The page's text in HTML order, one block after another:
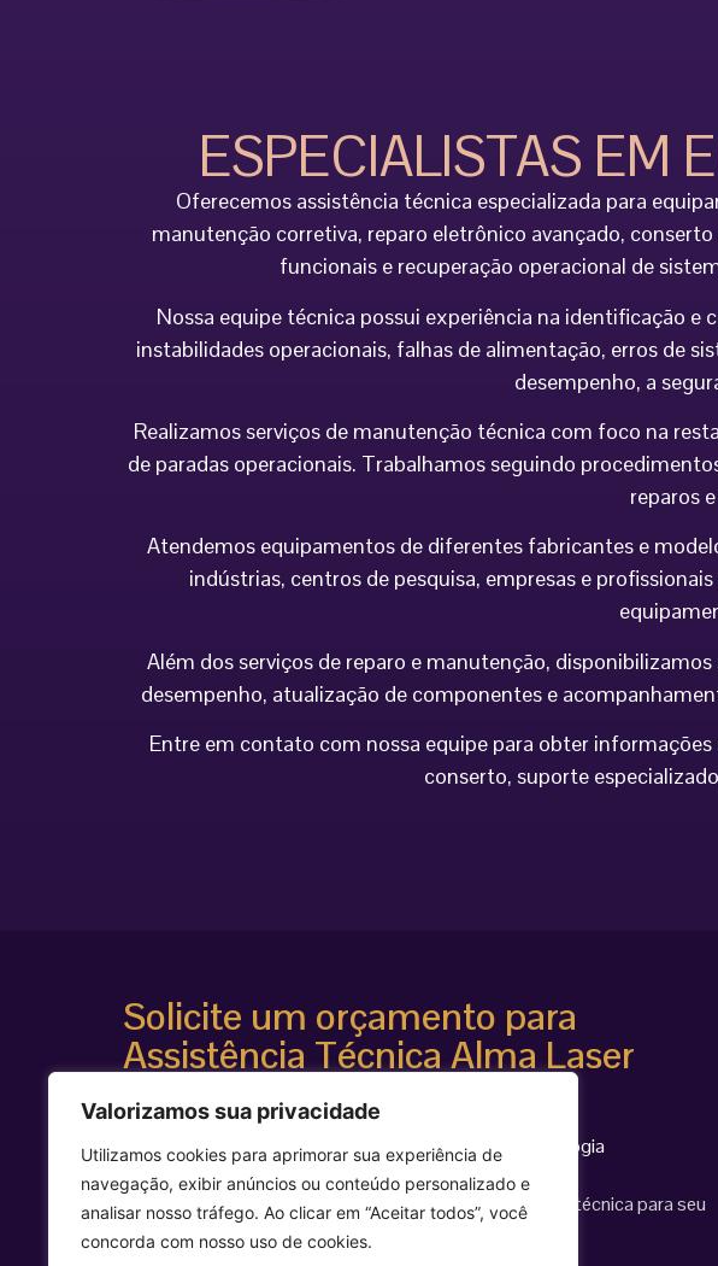
Valorizamos sua privacidade
Utilizamos cookies para aprimorar sua experiência de
navegação, exibir anúncios ou conteúdo personalizado e
analisar nosso tráfego. Ao clicar em “Aceitar todos”, você
concorda com nosso uso de cookies.
ESPECIALISTAS EM
Oferecemos assistência técnica especializada para
manutenção corretiva, reparo eletrônico avançado,
funcionais e recuperação operacional de
Nossa equipe técnica possui experiência na identificação
instabilidades operacionais, falhas de alimentação, erros de
desempenho, a
Realizamos serviços de manutenção técnica com foco na
de paradas operacionais. Trabalhamos seguindo
reparos
Atendemos equipamentos de diferentes fabricantes e
indústrias, centros de pesquisa, empresas e
Além dos serviços de reparo e manutenção,
desempenho, atualização de componentes e
Entre em contato com nossa equipe para obter
conserto, suporte
Solicite um orçamento para
Assistência Técnica Alma Laser
Diagnóstico técnico avançado
Suporte para equipamentos estéticos de alta tecnologia
Agilidade e segurança técnica
Entre em contato agora mesmo e solicite uma avaliação técnica para seu
equipamento Alma Laser.